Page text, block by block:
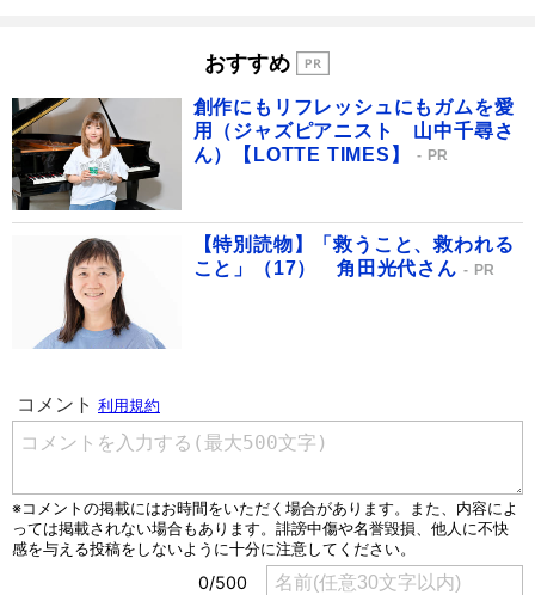
おすすめ
創作にもリフレッシュにもガムを愛
用（ジャズピアニスト 山中千尋さ
ん）【LOTTE TIMES】
PR
【特別読物】「救うこと、救われる
こと」（17） 角田光代さん
PR